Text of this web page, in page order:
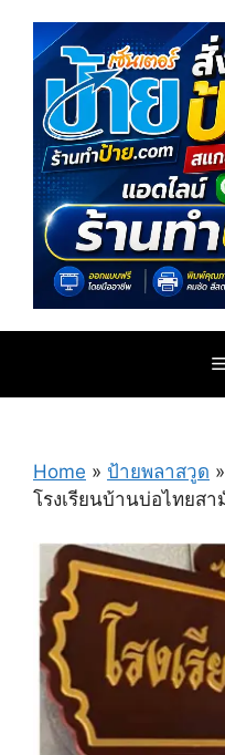
content
Home » ป้ายพลาสวูด »
โรงเรียนบ้านบ่อไทยสา